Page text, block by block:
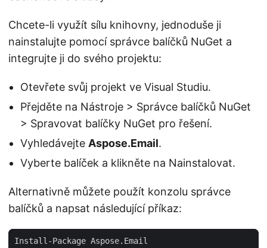
Chcete-li využít sílu knihovny, jednoduše ji
nainstalujte pomocí správce balíčků NuGet a
integrujte ji do svého projektu:
Otevřete svůj projekt ve Visual Studiu.
Přejděte na Nástroje > Správce balíčků NuGet
> Spravovat balíčky NuGet pro řešení.
Vyhledávejte Aspose.Email.
Vyberte balíček a klikněte na Nainstalovat.
Alternativně můžete použít konzolu správce
balíčků a napsat následující příkaz: